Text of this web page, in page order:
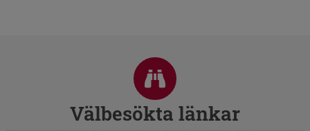
Välbesökta länkar